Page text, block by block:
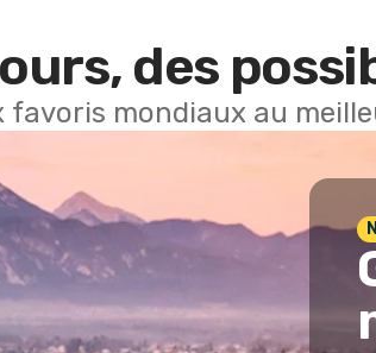
des
favoris mondiaux au